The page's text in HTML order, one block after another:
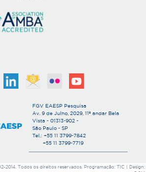
FGV EAESP Pesquisa
Av. 9 de Julho, 2029, 11º andar Bela
Vista - 01313-902 -
São Paulo - SP
Tel.: +55 11 3799-7842
+55 11 3799-7719
2014. Todos os direitos reservados. Programação: TIC | Design: